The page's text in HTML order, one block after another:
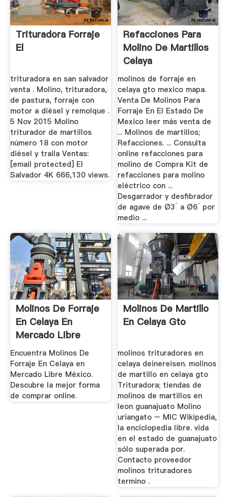
Trituradora Forraje
El
trituradora en san salvador
venta . Molino, trituradora,
de pastura, forraje con
motor a diésel y remolque .
5 Nov 2015 Molino
triturador de martillos
número 18 con motor
diésel y traila Ventas:
[email protected] El
Salvador 4K 666,130 views.
Refacciones Para
Molino De Martillos
Celaya
molinos de forraje en
celaya gto mexico mapa.
Venta De Molinos Para
Forraje En El Estado De
Mexico leer más venta de
... Molinos de martillos;
Refacciones. ... Consulta
online refacciones para
molino de Compra Kit de
refacciones para molino
eléctrico con ...
Desgarrador y desfibrador
de agave de Ø3´ a Ø6´ por
medio ...
Molinos De Forraje
En Celaya En
Mercado Libre
México
Encuentra Molinos De
Forraje En Celaya en
Mercado Libre México.
Descubre la mejor forma
de comprar online.
Molinos De Martillo
En Celaya Gto
molinos trituradores en
celaya deinereisen. molinos
de martillo en celaya gto
Trituradora; tiendas de
molinos de martillos en
leon guanajuato Molino
uriangato – MIC Wikipedia,
la enciclopedia libre. vida
en el estado de guanajuato
sólo superada por.
Contacto proveedor
molinos trituradores
termino .